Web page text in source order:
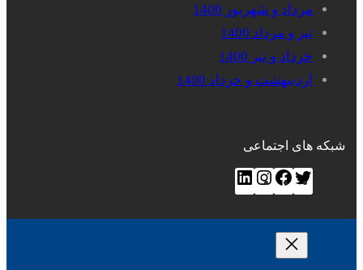
مرداد و شهریور 1400
تیر و مرداد 1400
خرداد و تیر 1400
اردیبهشت و خرداد 1400
شبکه های اجتماعی
ت
ی
ف